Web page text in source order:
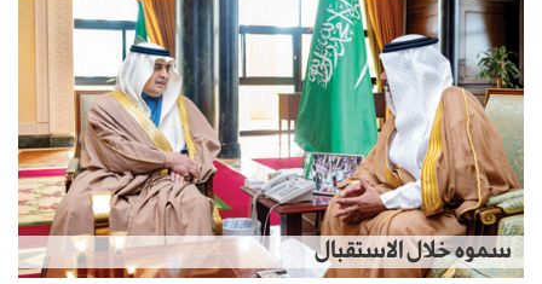
سموه خلال الاستقبال